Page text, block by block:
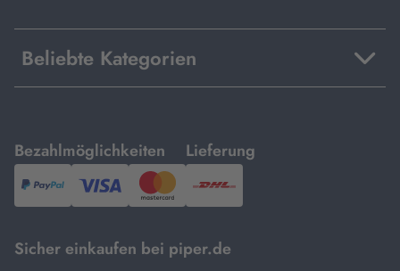
Beliebte Kategorien
Bezahlmöglichkeiten
mit
PayPal,Visa
und
Lieferung
mit
DHL.
Sicher einkaufen bei piper.de